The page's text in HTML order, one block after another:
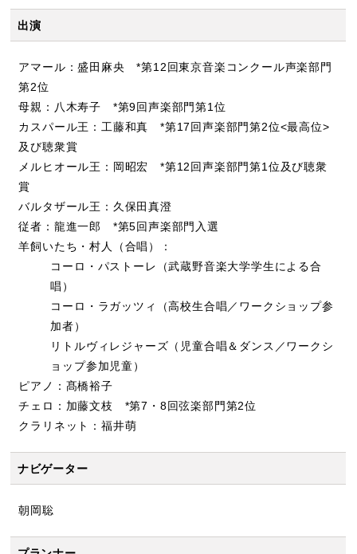
出演
アマール：盛田麻央 *第12回東京音楽コンクール声楽部門
第2位
母親：八木寿子 *第9回声楽部門第1位
カスパール王：工藤和真 *第17回声楽部門第2位<最高位>
及び聴衆賞
メルヒオール王：岡昭宏 *第12回声楽部門第1位及び聴衆
賞
バルタザール王：久保田真澄
従者：龍進一郎 *第5回声楽部門入選
羊飼いたち・村人（合唱）：
コーロ・パストーレ（武蔵野音楽大学学生による合
唱）
コーロ・ラガッツィ（高校生合唱／ワークショップ参
加者）
リトルヴィレジャーズ（児童合唱＆ダンス／ワークシ
ョップ参加児童）
ピアノ：髙橋裕子
チェロ：加藤文枝 *第7・8回弦楽部門第2位
クラリネット：福井萌
ナビゲーター
朝岡聡